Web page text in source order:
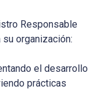
Responsable
organización:
el desarrollo
prácticas